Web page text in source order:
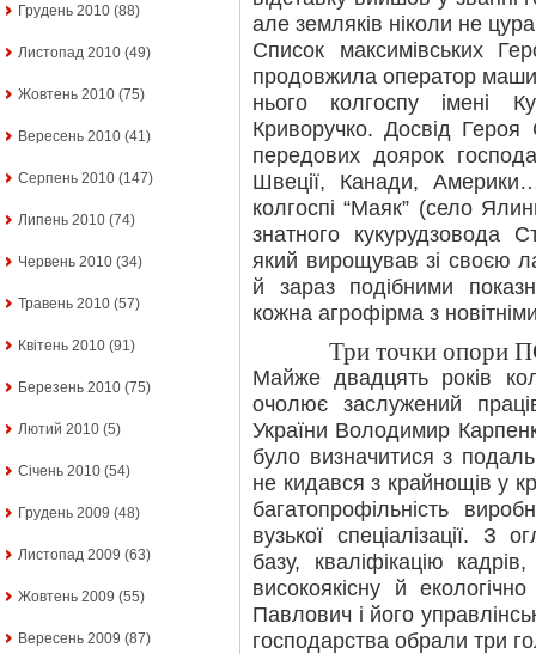
Грудень 2010 (88)
Листопад 2010 (49)
Жовтень 2010 (75)
Вересень 2010 (41)
Серпень 2010 (147)
Липень 2010 (74)
Червень 2010 (34)
Травень 2010 (57)
Квітень 2010 (91)
Березень 2010 (75)
Лютий 2010 (5)
Січень 2010 (54)
Грудень 2009 (48)
Листопад 2009 (63)
Жовтень 2009 (55)
Вересень 2009 (87)
але земляків ніколи не
Список максимівських
продовжила оператор
нього колгоспу імені
Криворучко. Досвід Героя
передових доярок
Швеції, Канади,
колгоспі “Маяк” (село
знатного кукурудзовода
який вирощував зі своєю
й зараз подібними
кожна агрофірма з
Три точки опори
Майже двадцять років
очолює заслужений
України Володимир
було визначитися з
не кидався з крайнощів у
багатопрофільність
вузької спеціалізації. З
базу, кваліфікацію
високоякісну й
Павлович і його
господарства обрали три